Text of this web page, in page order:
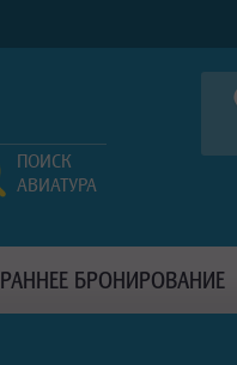
ПОИСК
АВИАТУРА
РАННЕЕ БРОНИРОВАНИЕ